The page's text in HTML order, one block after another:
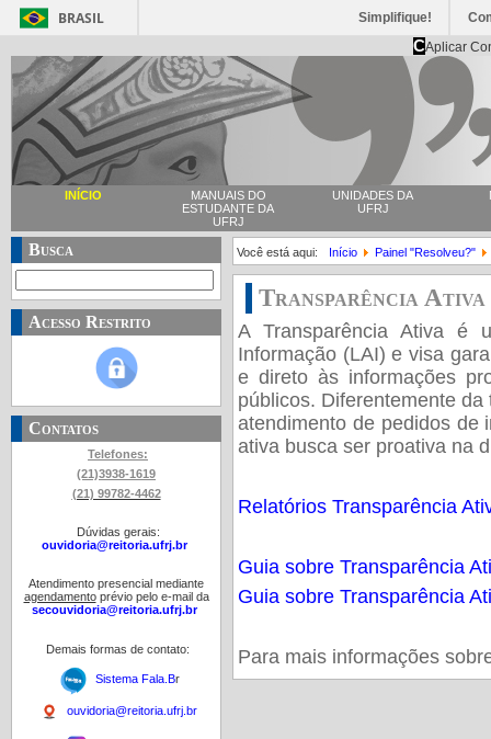
BRASIL Simplifique!
CAplicar
INÍCIO
MANUAIS DO
ESTUDANTE DA
UFRJ
UNIDADES DA
UFRJ
Busca
Acesso Restrito
Contatos
Telefones:
(21)3938-1619
(21) 99782-4462
Dúvidas gerais:
ouvidoria@reitoria.ufrj.br
Atendimento presencial mediante
agendamentoprévio pelo e-mail da
secouvidoria@reitoria.ufrj.br
Demais formas de contato:
Sistema Fala.Br
ouvidoria@reitoria.ufrj.br
Você está aqui: Início Painel "Resolveu?"
Transparência Ativa
A Transparência Ativa é
Informação (LAI) e visa
e direto às informações
públicos. Diferentemente
atendimento de pedidos de
ativa busca ser proativa na
Relatórios Transparência
Guia sobre Transparência
Guia sobre Transparência
Para mais informações